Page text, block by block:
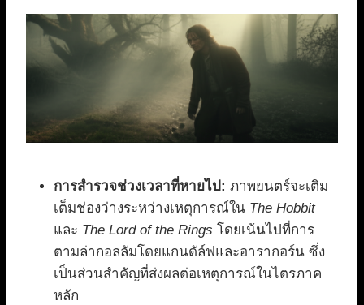
การสำรวจช่วงเวลาที่หายไป: ภาพยนตร์จะเติม
เต็มช่องว่างระหว่างเหตุการณ์ใน The Hobbit
และ The Lord of the Rings โดยเน้นไปที่การ
ตามล่ากอลลัมโดยแกนดัล์ฟและอารากอร์น ซึ่ง
เป็นส่วนสำคัญที่ส่งผลต่อเหตุการณ์ในไตรภาค
หลัก